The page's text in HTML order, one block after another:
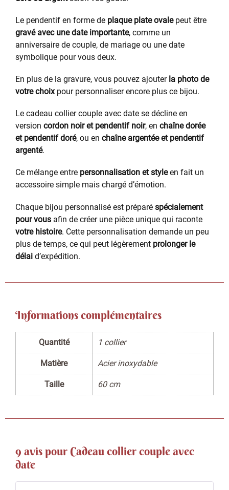
Le pendentif en forme de plaque plate ovalepeut être
gravé avec une date importante, comme un
anniversaire de couple, de mariage ou une date
symbolique pour vous deux.
En plus de la gravure, vous pouvez ajouter la photo de
votre choixpour personnaliser encore plus ce bijou.
Le cadeau collier couple avec date se décline en
version cordon noir et pendentif noir, en chaîne dorée
et pendentif doré, ou en chaîne argentée et pendentif
argenté.
Ce mélange entre personnalisation et styleen fait un
accessoire simple mais chargé d’émotion.
Chaque bijou personnalisé est préparé spécialement
pour vous afin de créer une pièce unique qui raconte
votre histoire. Cette personnalisation demande un peu
plus de temps, ce qui peut légèrement prolonger le
délai d’expédition.
Informations complémentaires
Quantité 1 collier
Matière Acier inoxydable
Taille 60 cm
9 avis pour Cadeau collier couple avec
date